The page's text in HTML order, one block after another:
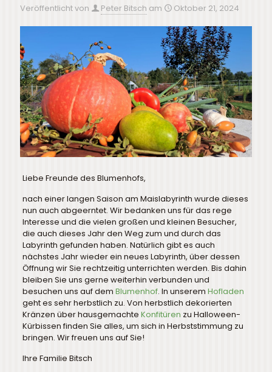
Veröffentlicht von Peter Bitsch am Oktober 21, 2024
Liebe Freunde des Blumenhofs,
nach einer langen Saison am Maislabyrinth wurde dieses
nun auch abgeerntet. Wir bedanken uns für das rege
Interesse und die vielen großen und kleinen Besucher,
die auch dieses Jahr den Weg zum und durch das
Labyrinth gefunden haben. Natürlich gibt es auch
nächstes Jahr wieder ein neues Labyrinth, über dessen
Öffnung wir Sie rechtzeitig unterrichten werden. Bis dahin
bleiben Sie uns gerne weiterhin verbunden und
besuchen uns auf dem Blumenhof. In unserem Hofladen
geht es sehr herbstlich zu. Von herbstlich dekorierten
Kränzen über hausgemachte Konfitüren zu Halloween-
Kürbissen finden Sie alles, um sich in Herbststimmung zu
bringen. Wir freuen uns auf Sie!
Ihre Familie Bitsch